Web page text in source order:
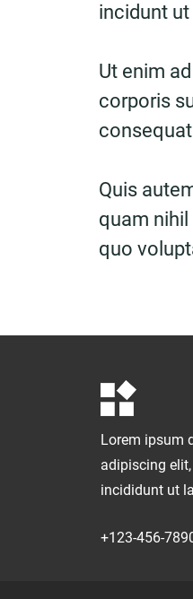
incidunt
Ut enim
corporis
Quis
quam
quo
Lorem ipsum
adipiscing
incididunt ut
+123-456-